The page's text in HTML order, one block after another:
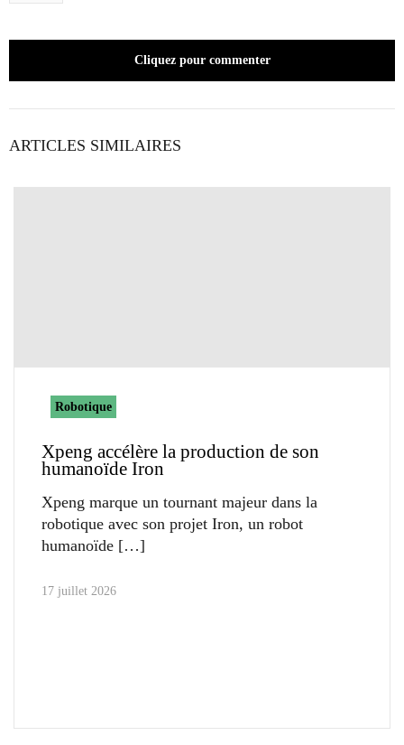
Cliquez pour commenter
ARTICLES SIMILAIRES
Robotique
Xpeng accélère la production de son
humanoïde Iron
Xpeng marque un tournant majeur dans la
robotique avec son projet Iron, un robot
humanoïde
17 juillet 2026